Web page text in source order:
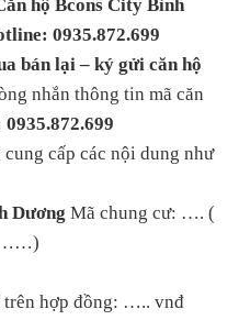
hộ Bcons City Bình
0935.872.699
bán lại – ký gửi căn hộ
nhắn thông tin mã căn
cấp các nội dung như
Dương Mã chung cư: …. (
……)
trên hợp đồng: ….. vnđ